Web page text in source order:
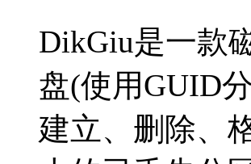
DikGiu是一款
盘(使用GUID
建立、删除、